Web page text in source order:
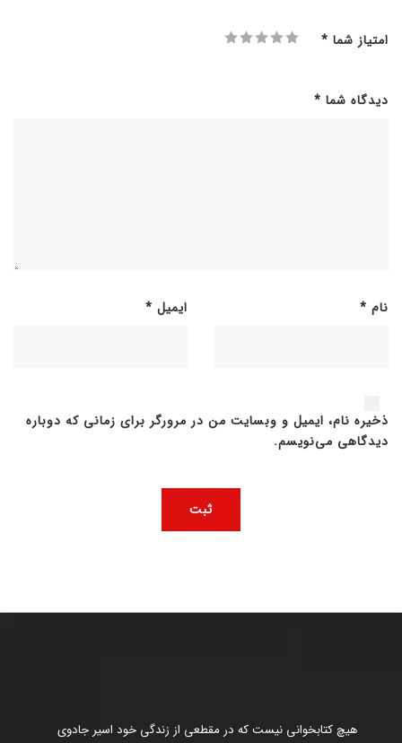
امتیاز شما *
دیدگاه شما *
نام * ایمیل *
ذخیره نام، ایمیل و وبسایت من در مرورگر برای زمانی که دوباره
دیدگاهی می‌نویسم.
هیچ کتابخوانی نیست که در مقطعی از زندگی خود اسیر جادوی